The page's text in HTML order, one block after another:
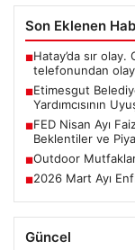
Son Eklenen
■Hatay’da sır
telefonundan olay
■Etimesgut
Yardımcısının
■FED Nisan Ayı
Beklentiler ve
■Outdoor
■2026 Mart Ayı
Güncel